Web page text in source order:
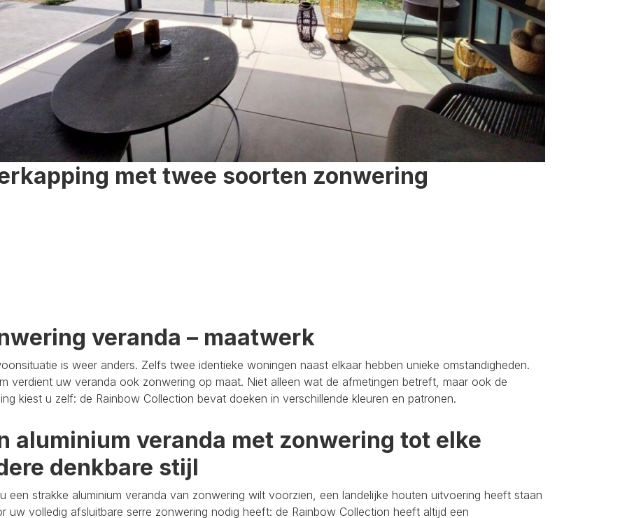
met twee soorten zonwering
veranda – maatwerk
is weer anders. Zelfs twee identieke woningen naast elkaar hebben unieke omstandigheden.
verdient uw veranda ook zonwering op maat. Niet alleen wat de afmetingen betreft, maar ook de
kiest u zelf: de Rainbow Collection bevat doeken in verschillende kleuren en patronen.
aluminium veranda met zonwering tot elke
denkbare stijl
een strakke aluminium veranda van zonwering wilt voorzien, een landelijke houten uitvoering heeft staan
uw volledig afsluitbare serre zonwering nodig heeft: de Rainbow Collection heeft altijd een